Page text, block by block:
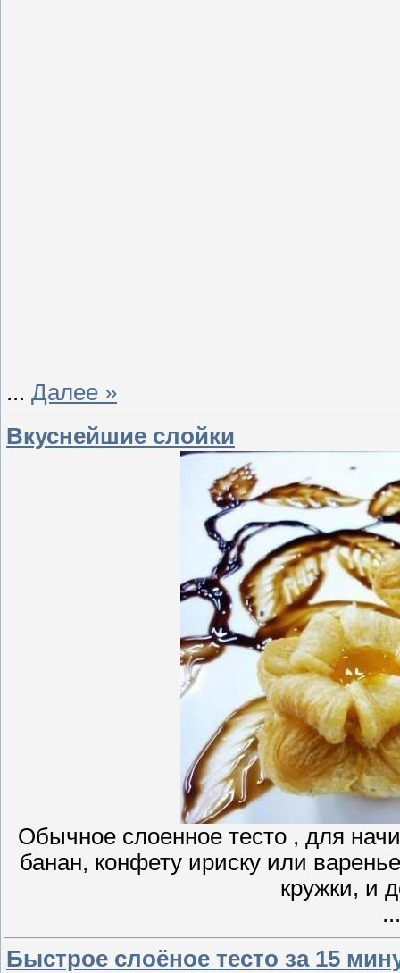
... Далее »
Вкуснейшие слойки
Обычное слоенное тесто , для
банан, конфету ириску или
кружки, и
Быстрое слоёное тесто за 15